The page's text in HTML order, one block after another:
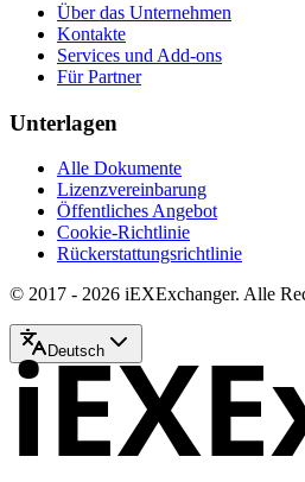
Über das Unternehmen
Kontakte
Services und Add-ons
Für Partner
Unterlagen
Alle Dokumente
Lizenzvereinbarung
Öffentliches Angebot
Cookie-Richtlinie
Rückerstattungsrichtlinie
© 2017 - 2026 iEXExchanger. Alle
Deutsch